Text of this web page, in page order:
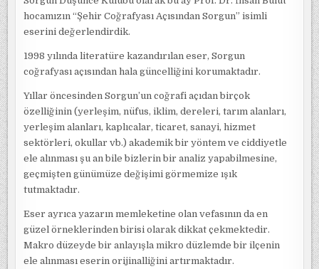
hocamızın “Şehir Coğrafyası Açısından Sorgun” isimli
eserini değerlendirdik.
1998 yılında literatüre kazandırılan eser, Sorgun
coğrafyası açısından hala güncelliğini korumaktadır.
Yıllar öncesinden Sorgun’un coğrafi açıdan birçok
özelliğinin (yerleşim, nüfus, iklim, dereleri, tarım alanları,
yerleşim alanları, kaplıcalar, ticaret, sanayi, hizmet
sektörleri, okullar vb.) akademik bir yöntem ve ciddiyetle
ele alınması şu an bile bizlerin bir analiz yapabilmesine,
geçmişten günümüze değişimi görmemize ışık
tutmaktadır.
Eser ayrıca yazarın memleketine olan vefasının da en
güzel örneklerinden birisi olarak dikkat çekmektedir.
Makro düzeyde bir anlayışla mikro düzlemde bir ilçenin
ele alınması eserin orijinalliğini artırmaktadır.